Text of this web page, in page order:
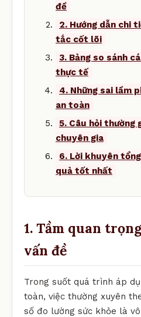
đề
2. Hướng dẫn chi
tắc cốt lõi
3. Bảng so sánh
thực tế
4. Những sai lầm
an toàn
5. Câu hỏi thường
chuyên gia
6. Lời khuyên
quả tốt nhất
1. Tầm quan
vấn đề
Trong suốt quá trình áp
toàn, việc thường xuyên
số đo lường sức khỏe là